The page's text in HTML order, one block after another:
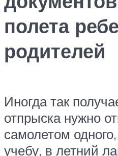
полета
родителей
Иногда так
отпрыска нужно
самолетом
учебу, в летний